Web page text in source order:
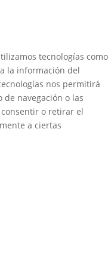
tecnologías como
la información del
nos permitirá
navegación o las
o retirar el
a ciertas